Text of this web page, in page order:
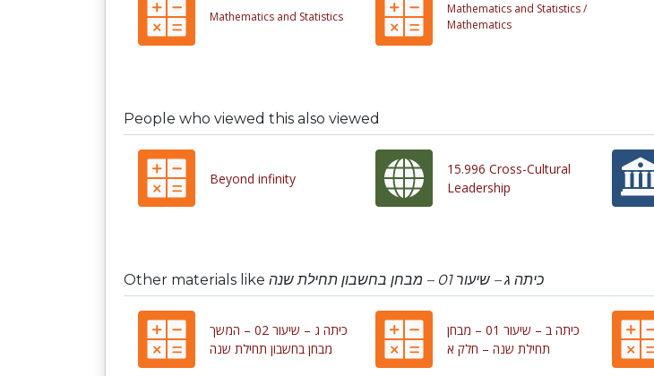
Mathematics and Statistics
Mathematics and Statistics /
Mathematics
People who viewed this also viewed
Beyond infinity
15.996 Cross-Cultural
Leadership
Other materials like כיתה ג – שיעור 01 – מבחן בחשבון תחילת שנה
כיתה ג – שיעור 02 – המשך
מבחן בחשבון תחילת שנה
כיתה ב – שיעור 01 – מבחן
תחילת שנה – חלק א